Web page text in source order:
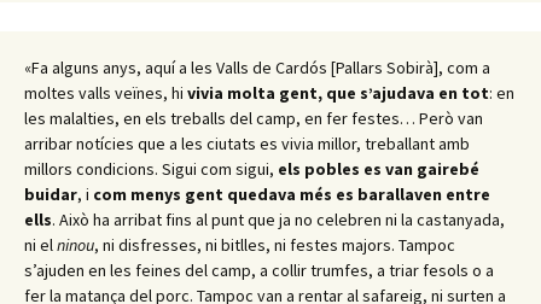
«Fa alguns anys, aquí a les Valls de Cardós [Pallars Sobirà], com a
moltes valls veïnes, hi vivia molta gent, que s’ajudava en tot: en
les malalties, en els treballs del camp, en fer festes… Però van
arribar notícies que a les ciutats es vivia millor, treballant amb
millors condicions. Sigui com sigui, els pobles es van gairebé
buidar, i com menys gent quedava més es barallaven entre
ells. Això ha arribat fins al punt que ja no celebren ni la castanyada,
ni elninou, ni disfresses, ni bitlles, ni festes majors. Tampoc
s’ajuden en les feines del camp, a collir trumfes, a triar fesols o a
fer la matança del porc. Tampoc van a rentar al safareig, ni surten a